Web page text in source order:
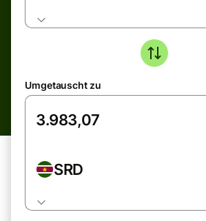
Umgetauscht zu
SRD